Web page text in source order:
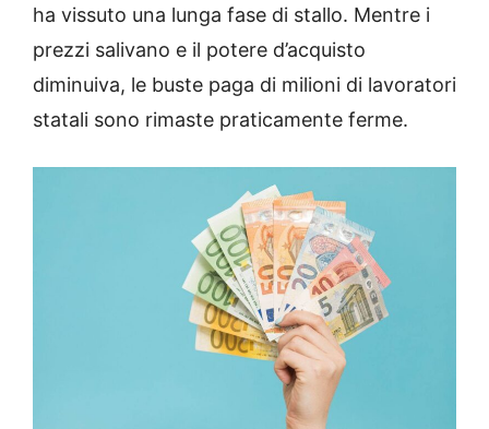
ha vissuto una lunga fase di stallo. Mentre i
prezzi salivano e il potere d’acquisto
diminuiva, le buste paga di milioni di lavoratori
statali sono rimaste praticamente ferme.